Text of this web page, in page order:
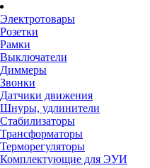
Электротовары
Розетки
Рамки
Выключатели
Диммеры
Звонки
Датчики движения
Шнуры, удлинители
Стабилизаторы
Трансформаторы
Терморегуляторы
Комплектующие для ЭУИ